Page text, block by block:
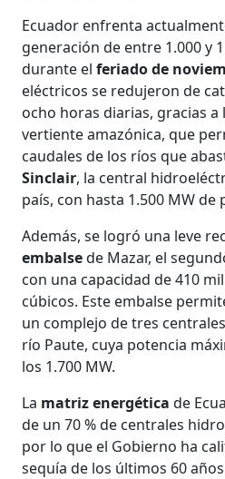
Ecuador enfrenta
generación de entre 1.000 y
durante elferiado de
eléctricos se redujeron de
ocho horas diarias, gracias a
vertiente amazónica, que
caudales de los ríos que
Sinclair, la central
país, con hasta 1.500 MW de
Además, se logró una leve
embalsede Mazar, el
con una capacidad de 410
cúbicos. Este embalse
un complejo de tres
río Paute, cuya potencia
los 1.700 MW.
La matriz energética de
de un 70 % de centrales
por lo que el Gobierno ha
sequía de los últimos 60